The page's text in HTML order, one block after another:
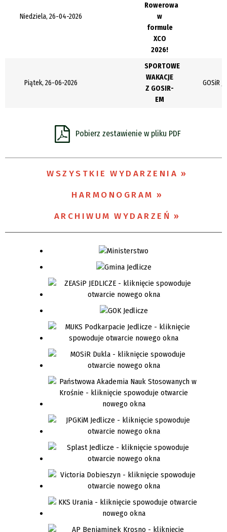
Promowane
Niedziela, 26-04-2026
Rowerowa
w
formule
XCO
2026!
Piątek, 26-06-2026
SPORTOWE
WAKACJE
Z GOSIR-
EM
GOSiR
Pobierz zestawienie w pliku PDF
WSZYSTKIE WYDARZENIA
HARMONOGRAM
ARCHIWUM WYDARZEŃ